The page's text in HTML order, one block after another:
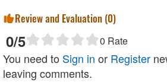
Review and Evaluation (0)
0/5 0 Rate
You need to Sign in or Register
leaving comments.